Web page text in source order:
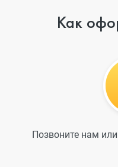
Как
Позвоните нам или